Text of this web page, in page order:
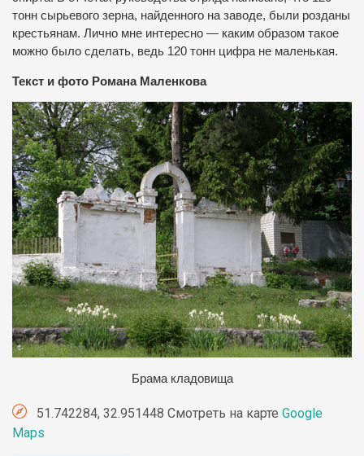
тонн сырьевого зерна, найденного на заводе, были розданы
крестьянам. Лично мне интересно — каким образом такое
можно было сделать, ведь 120 тонн цифра не маленькая.
Текст и фото Романа Маленкова
Брама кладовища
51.742284, 32.951448 Смотреть на карте Google
Maps